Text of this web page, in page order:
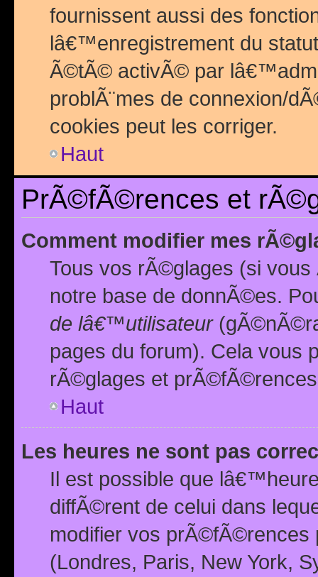
fournissent aussi des
lâ€™enregistrement du
Ã©tÃ© activÃ© par
problÃ¨mes de connexion/
cookies peut les corriger.
Haut
PrÃ©fÃ©rences et
Comment modifier mes
Tous vos rÃ©glages (si
notre base de donnÃ©es.
de lâ€™utilisateur
pages du forum). Cela vous
rÃ©glages et
Haut
Les heures ne sont pas
Il est possible que
diffÃ©rent de celui dans
modifier vos prÃ©fÃ©rences
(Londres, Paris, New York,